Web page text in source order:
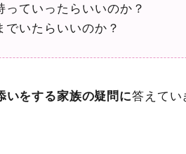
っていったらいいのか？
でいたらいいのか？
いをする家族の疑問に答えてい